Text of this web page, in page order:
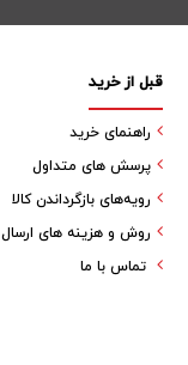
قبل از خرید
راهنمای خرید
پرسش های متداول
رویه‌های بازگرداندن کالا
روش و هزینه های ارسال
تماس با ما